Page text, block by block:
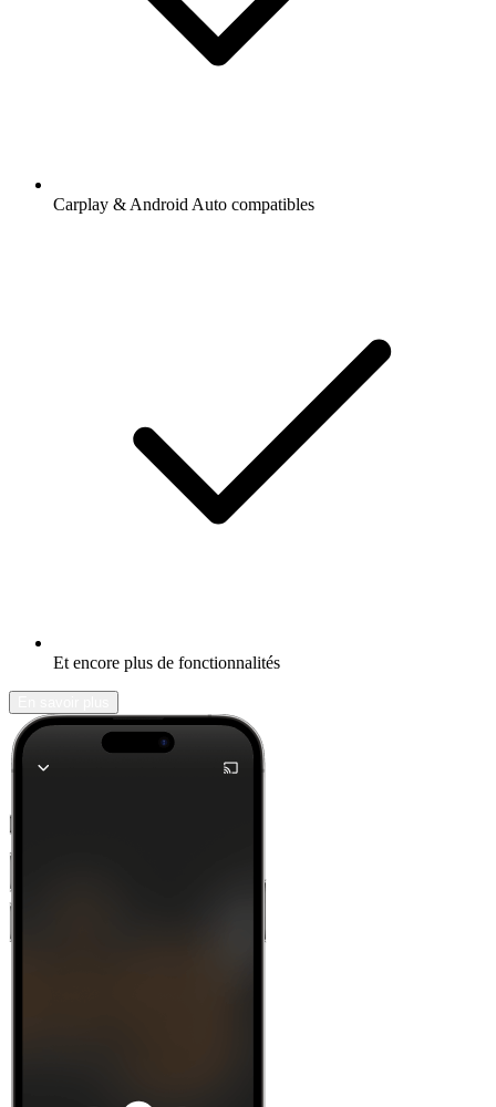
Carplay & Android Auto compatibles
Et encore plus de fonctionnalités